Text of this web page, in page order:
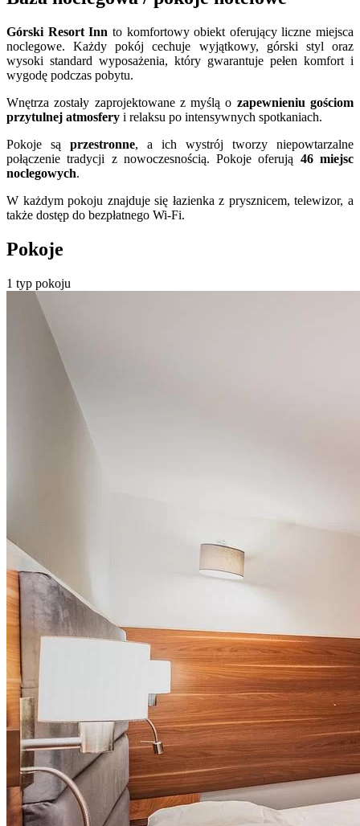
Górski Resort Inn to komfortowy obiekt oferujący liczne miejsca
noclegowe. Każdy pokój cechuje wyjątkowy, górski styl oraz
wysoki standard wyposażenia, który gwarantuje pełen komfort i
wygodę podczas pobytu.
Wnętrza zostały zaprojektowane z myślą o zapewnieniu gościom
przytulnej atmosfery i relaksu po intensywnych spotkaniach.
Pokoje są przestronne, a ich wystrój tworzy niepowtarzalne
połączenie tradycji z nowoczesnością. Pokoje oferują 46 miejsc
noclegowych.
W każdym pokoju znajduje się łazienka z prysznicem, telewizor, a
także dostęp do bezpłatnego Wi-Fi.
Pokoje
1 typ pokoju